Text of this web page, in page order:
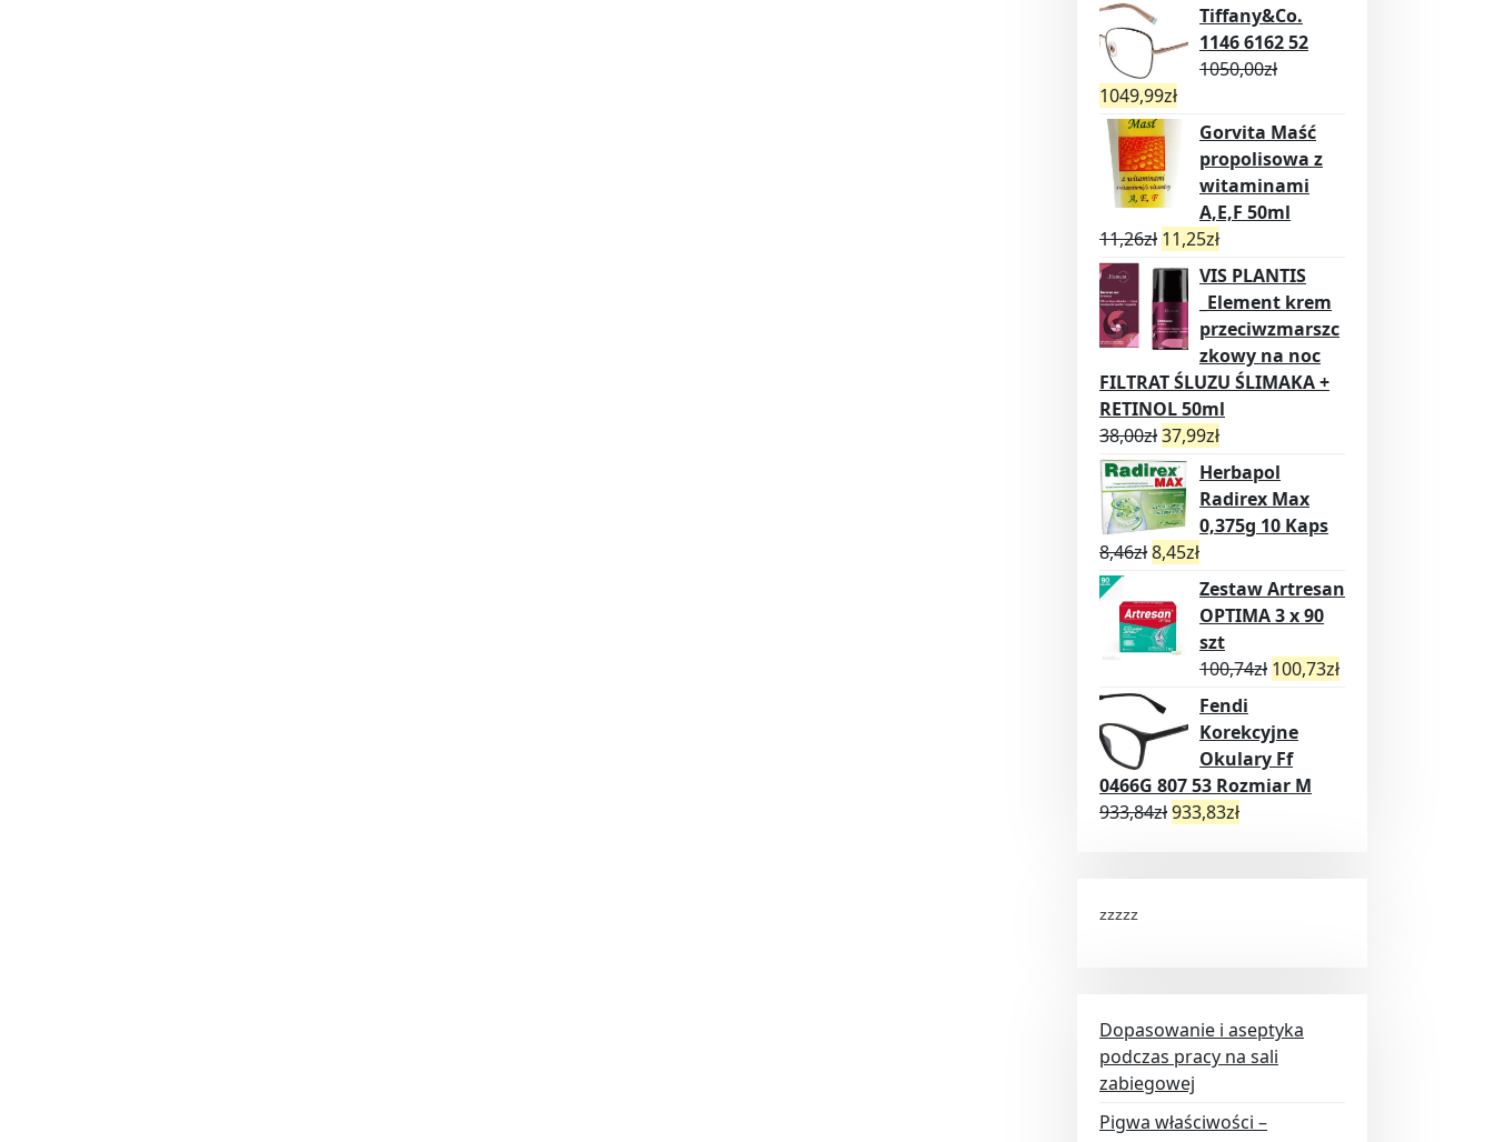
Tiffany&Co.
1146 6162 52
1050,00zł
1049,99zł
Gorvita Maść
propolisowa z
witaminami
A,E,F 50ml
11,26zł 11,25zł
VIS PLANTIS
_Element krem
przeciwzmarszc
zkowy na noc
FILTRAT ŚLUZU ŚLIMAKA +
RETINOL 50ml
38,00zł37,99zł
Herbapol
Radirex Max
0,375g 10 Kaps
8,46zł8,45zł
Zestaw Artresan
OPTIMA 3 x 90
szt
100,74zł 100,73zł
Fendi
Korekcyjne
Okulary Ff
0466G 807 53 Rozmiar M
933,84zł933,83zł
zzzzz
Dopasowanie i aseptyka
podczas pracy na sali
zabiegowej
Pigwa właściwości –